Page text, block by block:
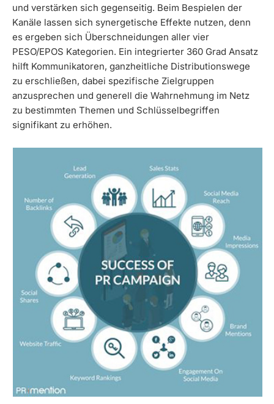
und verstärken sich gegenseitig. Beim Bespielen der
Kanäle lassen sich synergetische Effekte nutzen, denn
es ergeben sich Überschneidungen aller vier
PESO/EPOS Kategorien. Ein integrierter 360 Grad Ansatz
hilft Kommunikatoren, ganzheitliche Distributionswege
zu erschließen, dabei spezifische Zielgruppen
anzusprechen und generell die Wahrnehmung im Netz
zu bestimmten Themen und Schlüsselbegriffen
signifikant zu erhöhen.